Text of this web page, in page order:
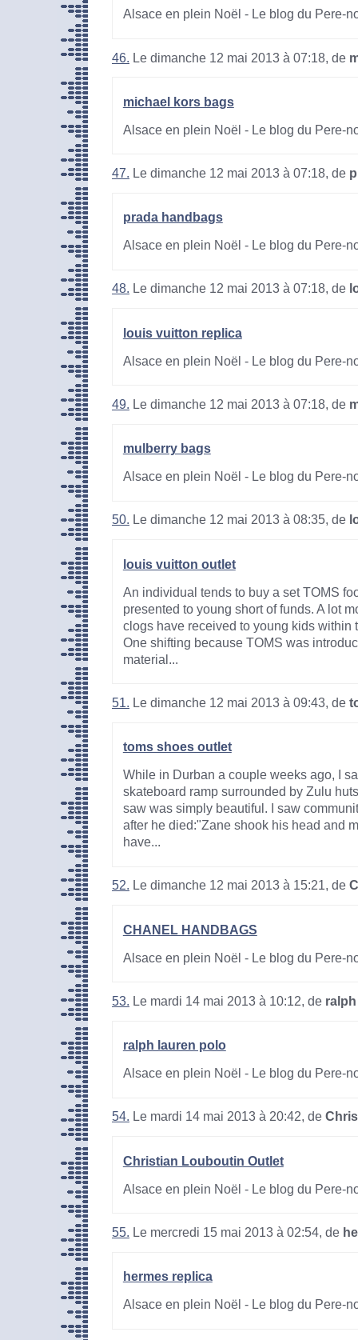
Alsace en plein Noël - Le blog du Pere-
46. Le dimanche 12 mai 2013 à 07:18, de
michael kors bags
Alsace en plein Noël - Le blog du Pere-
47. Le dimanche 12 mai 2013 à 07:18, de
prada handbags
Alsace en plein Noël - Le blog du Pere-
48. Le dimanche 12 mai 2013 à 07:18, de
louis vuitton replica
Alsace en plein Noël - Le blog du Pere-
49. Le dimanche 12 mai 2013 à 07:18, de
mulberry bags
Alsace en plein Noël - Le blog du Pere-
50. Le dimanche 12 mai 2013 à 08:35, de
louis vuitton outlet
An individual tends to buy a set TOMS
presented to young short of funds. A lot
clogs have received to young kids within
One shifting because TOMS was
material...
51. Le dimanche 12 mai 2013 à 09:43, de
toms shoes outlet
While in Durban a couple weeks ago, I
skateboard ramp surrounded by Zulu
saw was simply beautiful. I saw
after he died:"Zane shook his head and
have...
52. Le dimanche 12 mai 2013 à 15:21, de
CHANEL HANDBAGS
Alsace en plein Noël - Le blog du Pere-
53. Le mardi 14 mai 2013 à 10:12, de
ralph lauren polo
Alsace en plein Noël - Le blog du Pere-
54. Le mardi 14 mai 2013 à 20:42, de
Christian Louboutin Outlet
Alsace en plein Noël - Le blog du Pere-
55. Le mercredi 15 mai 2013 à 02:54, de
hermes replica
Alsace en plein Noël - Le blog du Pere-